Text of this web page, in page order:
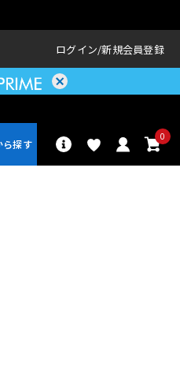
ログイン 新規会員登録
0